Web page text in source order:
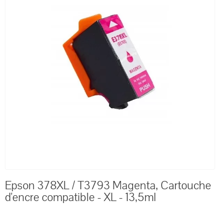
Epson 378XL / T3793 Magenta, Cartouche
d'encre compatible - XL - 13,5ml